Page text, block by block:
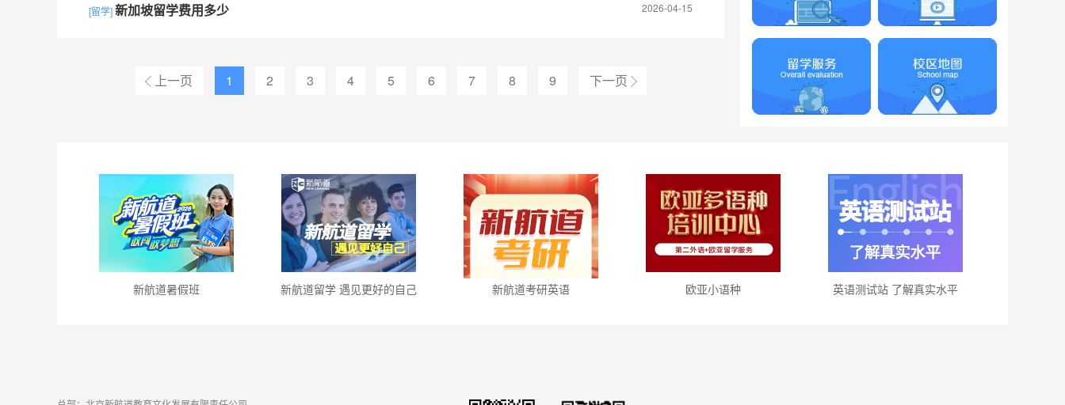
[留学]新加坡留学费用多少 2026-04-15
上一页 1 2 3 4 5 6 7 8 9 下一页
新航道暑假班 新航道留学 遇见更好的自己 新航道考研英语 欧亚小语种 英语测试站 了解真实水平